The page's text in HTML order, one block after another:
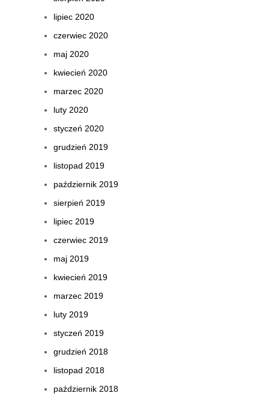
lipiec 2020
czerwiec 2020
maj 2020
kwiecień 2020
marzec 2020
luty 2020
styczeń 2020
grudzień 2019
listopad 2019
październik 2019
sierpień 2019
lipiec 2019
czerwiec 2019
maj 2019
kwiecień 2019
marzec 2019
luty 2019
styczeń 2019
grudzień 2018
listopad 2018
październik 2018